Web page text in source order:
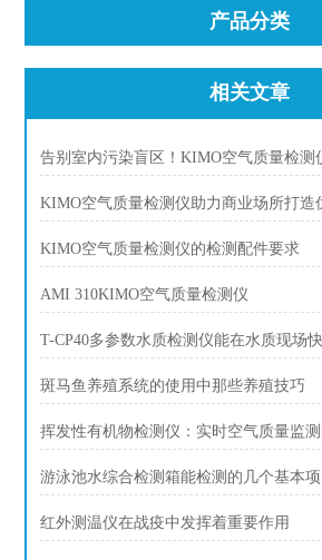
产品分类
相关文章
告别室内污染盲区！KIMO空气质量检测
KIMO空气质量检测仪助力商业场所打造
KIMO空气质量检测仪的检测配件要求
AMI 310KIMO空气质量检测仪
T-CP40多参数水质检测仪能在水质现场
斑马鱼养殖系统的使用中那些养殖技巧
挥发性有机物检测仪：实时空气质量监
游泳池水综合检测箱能检测的几个基本项
红外测温仪在战疫中发挥着重要作用